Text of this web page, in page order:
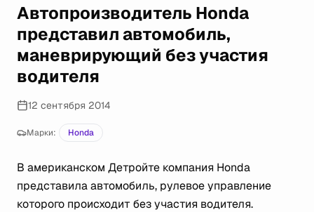
участия водителя
Автопроизводитель Honda
представил автомобиль,
маневрирующий без участия
водителя
12 сентября 2014
Марки: Honda
В американском Детройте компания Honda
представила автомобиль, рулевое управление
которого происходит без участия водителя.